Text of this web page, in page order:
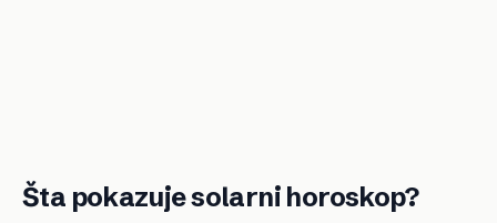
Šta pokazuje solarni horoskop?